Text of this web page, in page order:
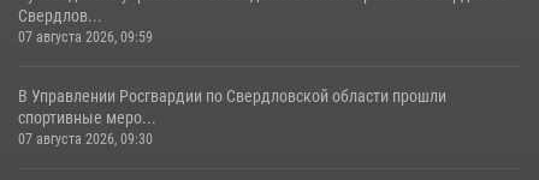
Свердлов...
07 августа 2026, 09:59
В Управлении Росгвардии по Свердловской области прошли
спортивные меро...
07 августа 2026, 09:30